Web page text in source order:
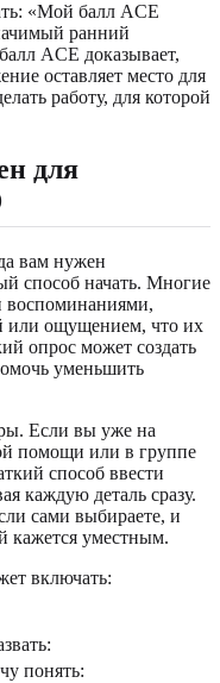
«Мой балл ACE
ранний
ACE доказывает,
оставляет место для
работу, для которой
для
вам нужен
способ начать. Многие
воспоминаниями,
или ощущением, что их
опрос может создать
уменьшить
Если вы уже на
помощи или в группе
способ ввести
каждую деталь сразу.
сами выбираете, и
кажется уместным.
включать:
понять: